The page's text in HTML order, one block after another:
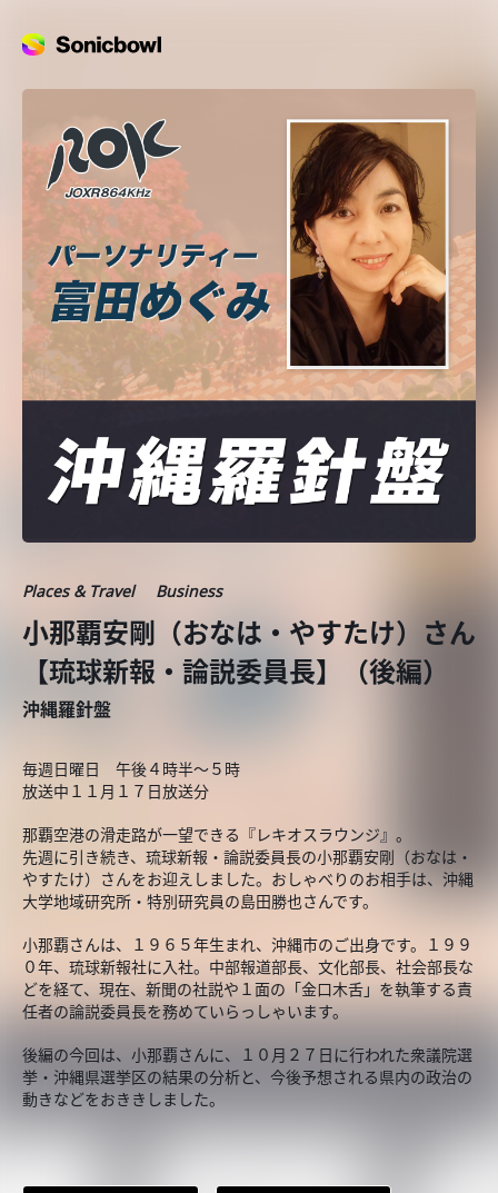
Places & Travel Business
小那覇安剛（おなは・やすたけ）さん
【琉球新報・論説委員長】（後編）
沖縄羅針盤
毎週日曜日 午後４時半～５時
放送中１１月１７日放送分
那覇空港の滑走路が一望できる『レキオスラウンジ』。
先週に引き続き、琉球新報・論説委員長の小那覇安剛（おなは・
やすたけ）さんをお迎えしました。おしゃべりのお相手は、沖縄
大学地域研究所・特別研究員の島田勝也さんです。
小那覇さんは、１９６５年生まれ、沖縄市のご出身です。１９９
０年、琉球新報社に入社。中部報道部長、文化部長、社会部長な
どを経て、現在、新聞の社説や１面の「金口木舌」を執筆する責
任者の論説委員長を務めていらっしゃいます。
後編の今回は、小那覇さんに、１０月２７日に行われた衆議院選
挙・沖縄県選挙区の結果の分析と、今後予想される県内の政治の
動きなどをおききしました。